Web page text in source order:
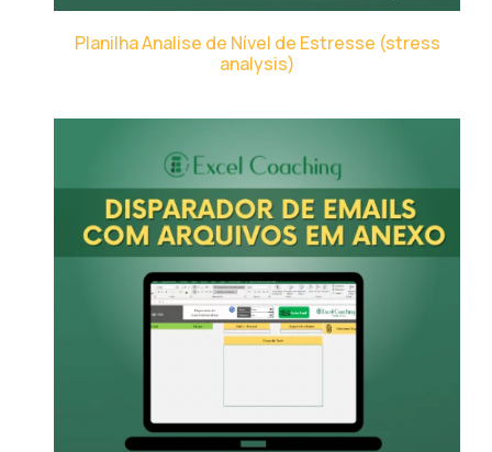
Planilha Analise de Nível de Estresse (stress
analysis)